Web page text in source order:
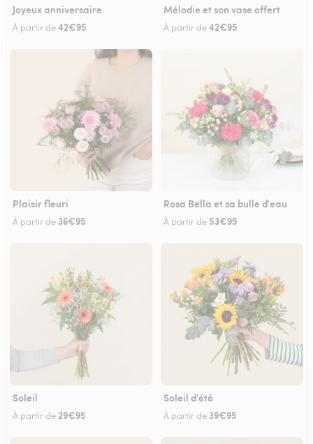
Joyeux anniversaire
À partir de42€95
Mélodie et son vase offert
À partir de42€95
Plaisir fleuri
À partir de 36€95
Rosa Bella et sa bulle d'eau
À partir de 53€95
Soleil
À partir de29€95
Soleil d'été
À partir de 39€95